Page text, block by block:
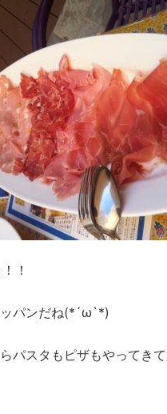
！
パンだね(*´ω`*)
パスタもピザもやってき